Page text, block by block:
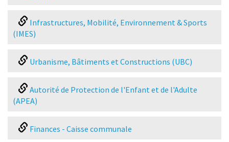
Infrastructures, Mobilité, Environnement & Sports
(IMES)
Urbanisme, Bâtiments et Constructions (UBC)
Autorité de Protection de l'Enfant et de l'Adulte
(APEA)
Finances - Caisse communale